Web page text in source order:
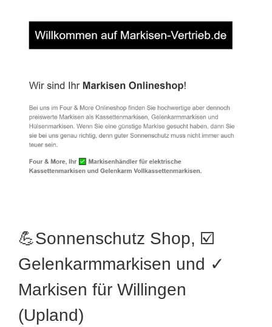
💪Sonnenschutz Shop, ☑️
Gelenkarmmarkisen und ✓
Markisen für Willingen
(Upland)